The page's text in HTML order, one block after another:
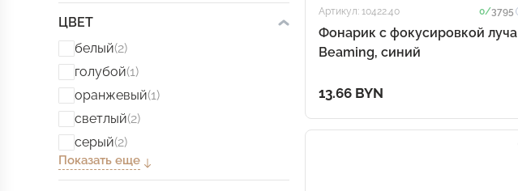
ЦВЕТ
белый(2)
голубой(1)
оранжевый(1)
светлый(2)
серый(2)
Показать еще
Артикул: 10422.40 0/3795
Фонарик с фокусировкой луча
Beaming, синий
13.66 BYN